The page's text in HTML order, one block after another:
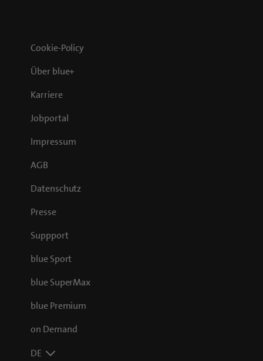
Cookie-Policy
Über blue+
Karriere
Jobportal
Impressum
AGB
Datenschutz
Presse
Suppport
blue Sport
blue SuperMax
blue Premium
on Demand
DE